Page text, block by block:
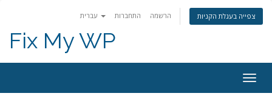
התחברות הרשמה צפייה בעגלת הקניות
Fix My WP
ניווט